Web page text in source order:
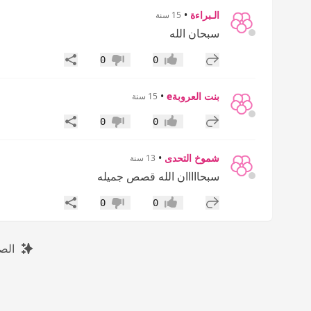
الـبراءة • 15 سنة
سبحان الله
إضافة رد جديد
إعجاب0 عدم إعجاب
0 مشاركة
بنت العروبةe • 15 سنة
إضافة رد جديد
إعجاب0 عدم إعجاب
0 مشاركة
شموخ التحدى • 13 سنة
سبحااااان الله قصص جميله
إضافة رد جديد
إعجاب0 عدم إعجاب
0 مشاركة